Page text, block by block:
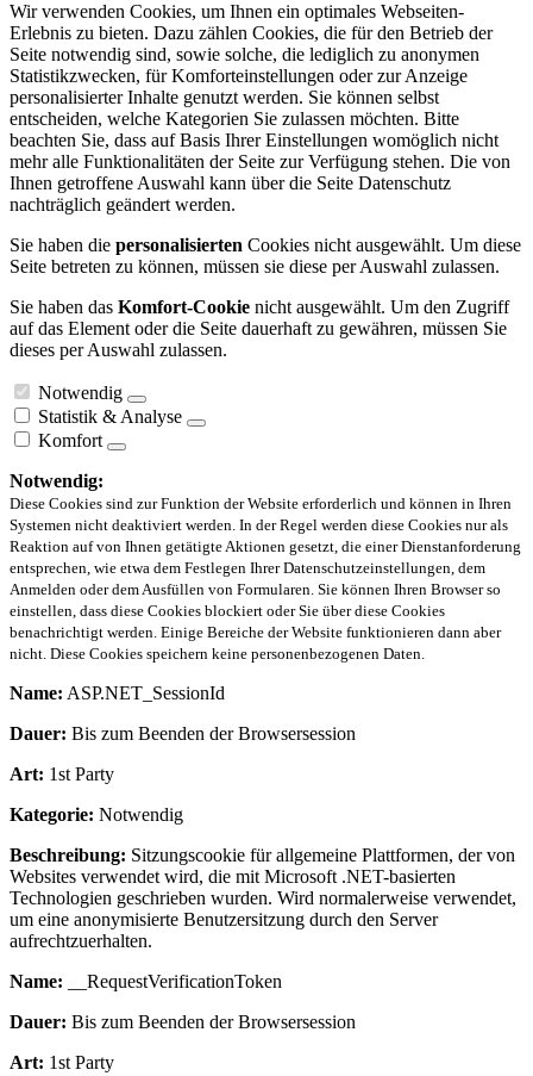
Wir verwenden Cookies, um Ihnen ein optimales Webseiten-
Erlebnis zu bieten. Dazu zählen Cookies, die für den Betrieb der
Seite notwendig sind, sowie solche, die lediglich zu anonymen
Statistikzwecken, für Komforteinstellungen oder zur Anzeige
personalisierter Inhalte genutzt werden. Sie können selbst
entscheiden, welche Kategorien Sie zulassen möchten. Bitte
beachten Sie, dass auf Basis Ihrer Einstellungen womöglich nicht
mehr alle Funktionalitäten der Seite zur Verfügung stehen. Die von
Ihnen getroffene Auswahl kann über die Seite Datenschutz
nachträglich geändert werden.
Sie haben die personalisierten Cookies nicht ausgewählt. Um diese
Seite betreten zu können, müssen sie diese per Auswahl zulassen.
Sie haben das Komfort-Cookie nicht ausgewählt. Um den Zugriff
auf das Element oder die Seite dauerhaft zu gewähren, müssen Sie
dieses per Auswahl zulassen.
Notwendig
Statistik & Analyse
Komfort
Notwendig:
Diese Cookies sind zur Funktion der Website erforderlich und können in Ihren
Systemen nicht deaktiviert werden. In der Regel werden diese Cookies nur als
Reaktion auf von Ihnen getätigte Aktionen gesetzt, die einer Dienstanforderung
entsprechen, wie etwa dem Festlegen Ihrer Datenschutzeinstellungen, dem
Anmelden oder dem Ausfüllen von Formularen. Sie können Ihren Browser so
einstellen, dass diese Cookies blockiert oder Sie über diese Cookies
benachrichtigt werden. Einige Bereiche der Website funktionieren dann aber
nicht. Diese Cookies speichern keine personenbezogenen Daten.
Name: ASP.NET_SessionId
Dauer: Bis zum Beenden der Browsersession
Art: 1st Party
Kategorie: Notwendig
Beschreibung: Sitzungscookie für allgemeine Plattformen, der von
Websites verwendet wird, die mit Microsoft .NET-basierten
Technologien geschrieben wurden. Wird normalerweise verwendet,
um eine anonymisierte Benutzersitzung durch den Server
aufrechtzuerhalten.
Name: __RequestVerificationToken
Dauer: Bis zum Beenden der Browsersession
Art: 1st Party